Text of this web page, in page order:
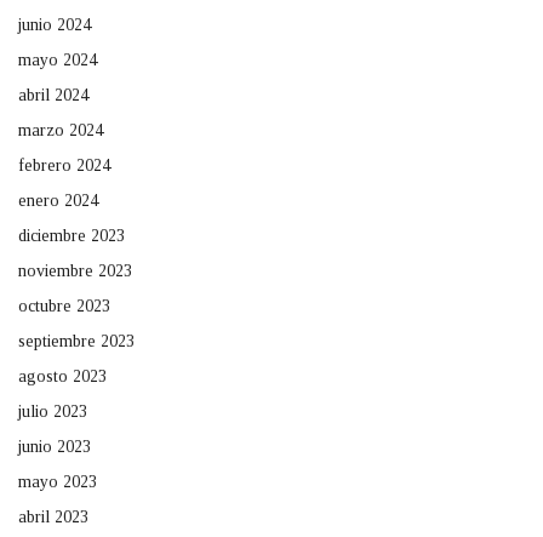
junio 2024
mayo 2024
abril 2024
marzo 2024
febrero 2024
enero 2024
diciembre 2023
noviembre 2023
octubre 2023
septiembre 2023
agosto 2023
julio 2023
junio 2023
mayo 2023
abril 2023